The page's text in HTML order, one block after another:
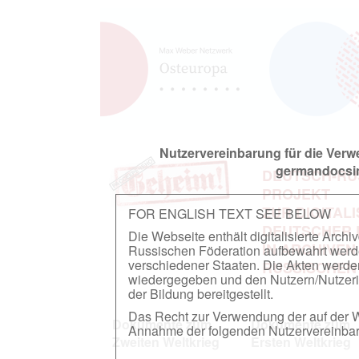
Nutzervereinbarung für die
FOR ENGLISH TEXT SEE BELOW
Die Webseite enthält digitalisierte
Russischen Föderation aufbewahrt
verschiedener Staaten. Die Akten
wiedergegeben und den Nutzern/
der Bildung bereitgestellt.
Das Recht zur Verwendung der auf der
Annahme der folgenden
DEUTSCH-
PROJEKT
ZUR
DEUTSCHER
IN
Dokumente zum
Zweiten Weltkrieg
Dokumente zum
Ersten Weltkrieg